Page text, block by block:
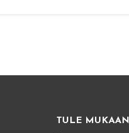
TULE MUKAAN